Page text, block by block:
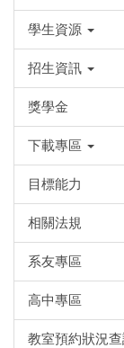
學生資源
招生資訊
獎學金
下載專區
目標能力
相關法規
系友專區
高中專區
教室預約狀況查